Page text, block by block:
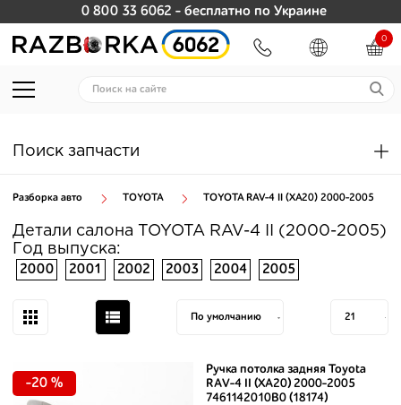
0 800 33 6062 - бесплатно по Украине
0
Поиск запчасти
Разборка авто TOYOTA TOYOTA RAV-4 II (XA20) 2000-2005
Детали салона TOYOTA RAV-4 II (2000-2005)
Год выпуска:
2000
2001 2002 2003 2004 2005
Ручка потолка задняя Toyota
RAV-4 II (XA20) 2000-2005
7461142010B0 (18174)
-20 %